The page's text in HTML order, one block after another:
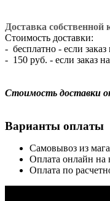
Доставка собственной
Стоимость доставки:
- бесплатно - если
- 150 руб. - если заказ
Стоимость доставки
Варианты оплаты
Самовывоз из
Оплата онлайн на
Оплата по